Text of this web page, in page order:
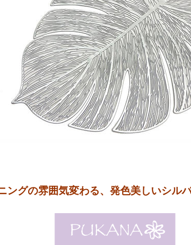
ングの雰囲気変わる、発色美しいシル